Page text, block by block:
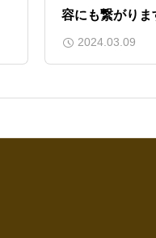
容にも繋がりま
療】2024.03.09